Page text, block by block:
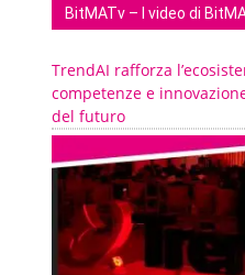
BitMATv – I video di
TrendAI rafforza
competenze e
del futuro